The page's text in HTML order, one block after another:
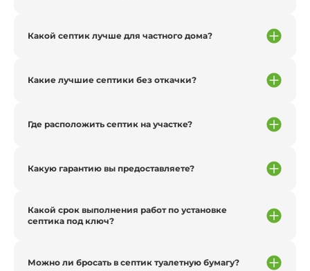
Какой септик лучше для частного дома?
Какие лучшие септики без откачки?
Где расположить септик на участке?
Какую гарантию вы предоставляете?
Какой срок выполнения работ по установке
септика под ключ?
Можно ли бросать в септик туалетную бумагу?